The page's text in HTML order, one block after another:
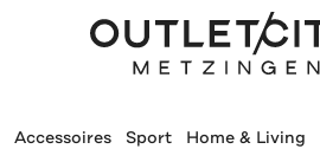
Accessoires Sport Home & Living